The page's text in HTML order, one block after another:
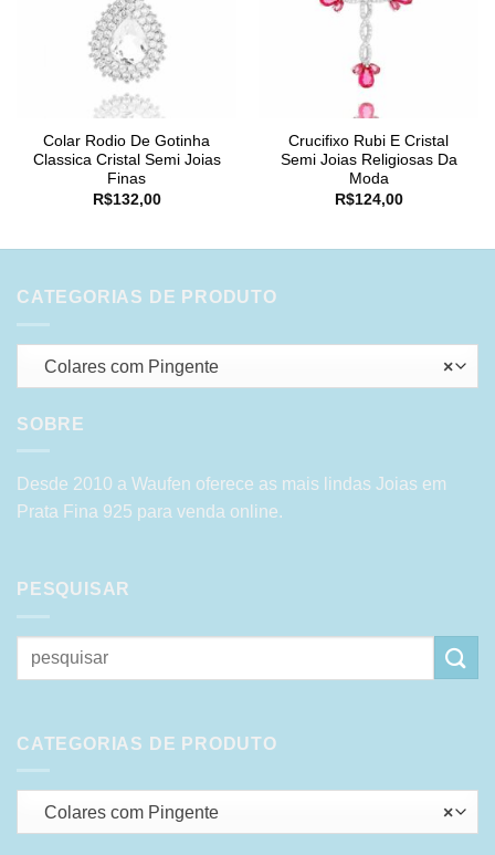
Colar Rodio De Gotinha
Classica Cristal Semi Joias
Finas
R$132,00
Crucifixo Rubi E Cristal
Semi Joias Religiosas Da
Moda
R$124,00
CATEGORIAS DE PRODUTO
×
Colares com Pingente
SOBRE
Desde 2010 a Waufen oferece as mais lindas Joias em
Prata Fina 925 para venda online.
PESQUISAR
Pesquisar
por:
CATEGORIAS DE PRODUTO
×
Colares com Pingente